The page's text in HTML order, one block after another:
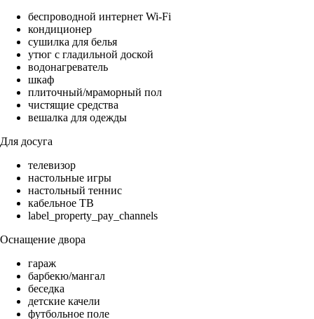
беспроводной интернет Wi-Fi
кондиционер
сушилка для белья
утюг с гладильной доской
водонагреватель
шкаф
плиточный/мраморный пол
чистящие средства
вешалка для одежды
Для досуга
телевизор
настольные игры
настольный теннис
кабельное ТВ
label_property_pay_channels
Оснащение двора
гараж
барбекю/мангал
беседка
детские качели
футбольное поле